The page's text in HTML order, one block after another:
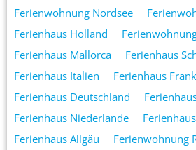
Ferienwohnung Nordsee
Ferienhaus Holland
Ferienhaus Mallorca
Ferienhaus
Ferienhaus Italien
Ferienhaus
Ferienhaus Deutschland
Ferienhaus Niederlande
Ferienhaus Allgäu
Ferienwohnung